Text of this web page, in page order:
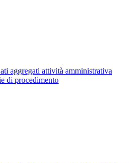
aggregati attività amministrativa
di procedimento